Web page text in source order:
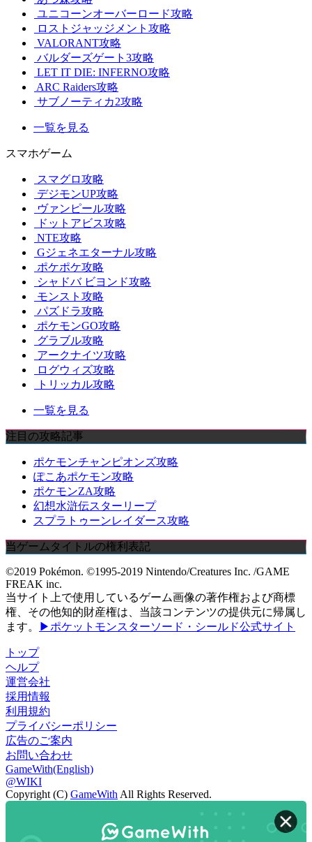
ユニコーンオーバーロード攻略
ロストジャッジメント攻略
VALORANT攻略
バルダーズゲート3攻略
LET IT DIE: INFERNO攻略
ARC Raiders攻略
サブノーティカ2攻略
一覧を見る
スマホゲーム
スマグロ攻略
デジモンUP攻略
ヴァンピール攻略
ドットアビス攻略
NTE攻略
Gジェネエターナル攻略
ポケポケ攻略
シャドバ ビヨンド攻略
モンスト攻略
パズドラ攻略
ポケモンGO攻略
グラブル攻略
アークナイツ攻略
ログウィズ攻略
トリッカル攻略
一覧を見る
注目の攻略記事
ポケモンチャンピオンズ攻略
ぽこあポケモン攻略
ポケモンZA攻略
幻想水滸伝スターリープ
スプラトゥーンレイダース攻略
当ゲームタイトルの権利表記
©2019 Pokémon. ©1995-2019 Nintendo/Creatures Inc. /GAME
FREAK inc.
当サイト上で使用しているゲーム画像の著作権および商標
権、その他知的財産権は、当該コンテンツの提供元に帰属し
ます。
▶ポケットモンスターソード・シールド公式サイト
トップ
ヘルプ
運営会社
採用情報
利用規約
プライバシーポリシー
広告のご案内
お問い合わせ
GameWith(English)
@WIKI
Copyright (C) GameWith All Rights Reserved.